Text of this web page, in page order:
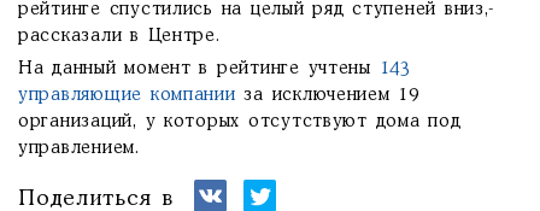
рейтинге спустились на целый ряд ступеней вниз,-
рассказали в Центре.
На данный момент в рейтинге учтены 143
управляющие компанииза исключением 19
организаций, у которых отсутствуют дома под
управлением.
Поделиться в